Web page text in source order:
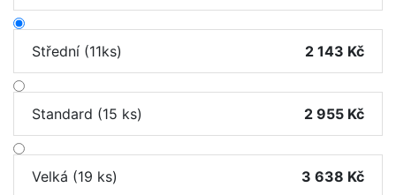
Střední (11ks) 2 143 Kč
Standard (15 ks) 2 955 Kč
Velká (19 ks) 3 638 Kč